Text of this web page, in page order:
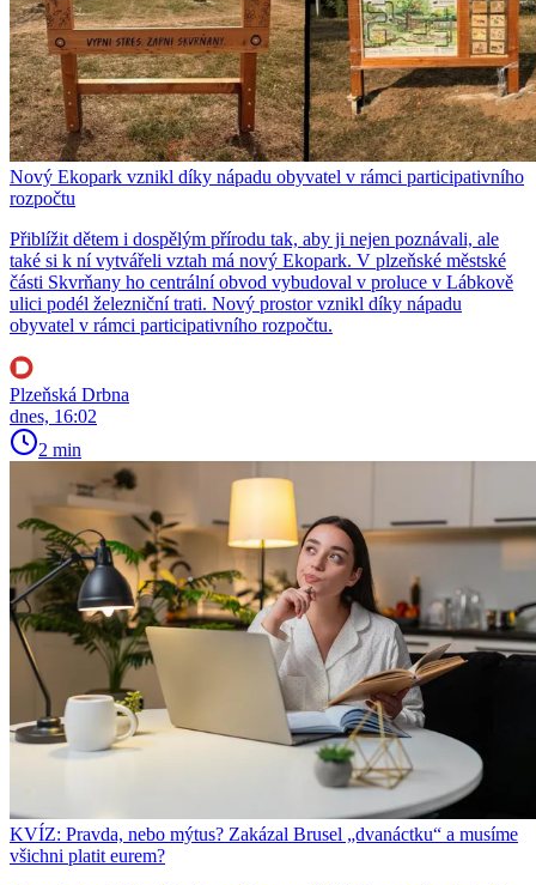
Nový Ekopark vznikl díky nápadu obyvatel v rámci participativního
rozpočtu
Přiblížit dětem i dospělým přírodu tak, aby ji nejen poznávali, ale
také si k ní vytvářeli vztah má nový Ekopark. V plzeňské městské
části Skvrňany ho centrální obvod vybudoval v proluce v Lábkově
ulici podél železniční trati. Nový prostor vznikl díky nápadu
obyvatel v rámci participativního rozpočtu.
Plzeňská Drbna
dnes, 16:02
2 min
KVÍZ: Pravda, nebo mýtus? Zakázal Brusel „dvanáctku“ a musíme
všichni platit eurem?